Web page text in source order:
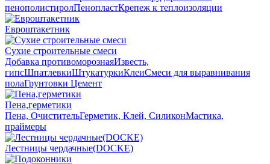
пенополистиролПенопластКрепеж к теплоизоляции
Евроштакетник
Сухие строительные смеси
Добавка противоморознаяИзвесть,
гипсШпатлевкиШтукатуркиКлеиСмеси для выравнивания
полаГрунтовки Цемент
Пена,герметики
Пена, ОчистительГерметик, Клей, СиликонМастика,
праймеры
Лестницы чердачные(DOCKE)